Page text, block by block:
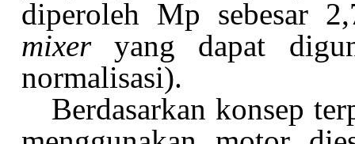
diperoleh Mp sebesar
mixeryang dapat
normalisasi).
Berdasarkan konsep